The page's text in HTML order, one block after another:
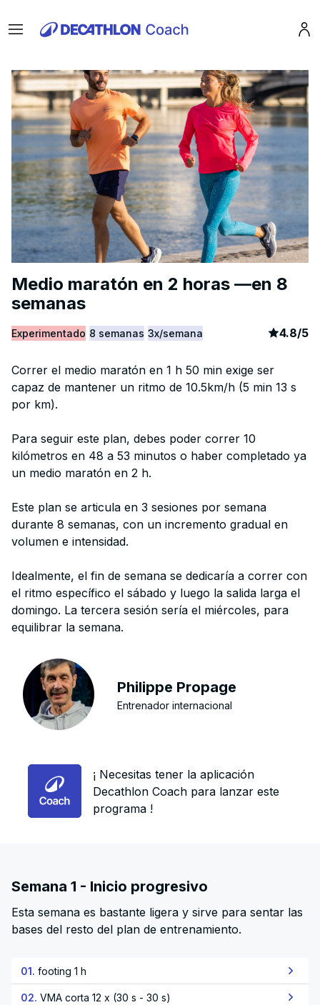
Menu
Medio maratón en 2 horas —en 8
semanas
Experimentado 8 semanas 3x/semana article
4.8/5
Correr el medio maratón en 1 h 50 min exige ser
capaz de mantener un ritmo de 10.5km/h (5 min 13 s
por km).
Para seguir este plan, debes poder correr 10
kilómetros en 48 a 53 minutos o haber completado ya
un medio maratón en 2 h.
Este plan se articula en 3 sesiones por semana
durante 8 semanas, con un incremento gradual en
volumen e intensidad.
Idealmente, el fin de semana se dedicaría a correr con
el ritmo específico el sábado y luego la salida larga el
domingo. La tercera sesión sería el miércoles, para
equilibrar la semana.
Philippe Propage
Entrenador internacional
¡ Necesitas tener la aplicación
Decathlon Coach para lanzar este
programa !
Semana 1 - Inicio progresivo
Esta semana es bastante ligera y sirve para sentar las
bases del resto del plan de entrenamiento.
01. footing 1 h
02. VMA corta 12 x (30 s - 30 s)